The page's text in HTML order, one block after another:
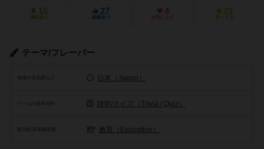
15
興味あり
27
経験あり
4
お気に入り
21
持ってる
テーマ/フレーバー
地域や文化圏など 日本（Japan）
ゲームの基本目的 雑学/クイズ（Trivia / Quiz）
政治経済/各種産業 教育（Education）